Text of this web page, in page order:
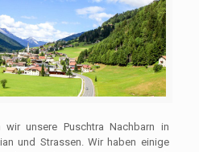
unsere Puschtra Nachbarn in
und Strassen. Wir haben einige